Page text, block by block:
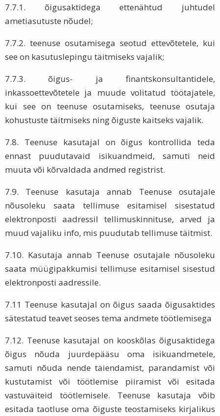
7.7.1. õigusaktidega ettenähtud juhtudel
ametiasutuste nõudel;
7.7.2. teenuse osutamisega seotud ettevõtetele, kui
see on kasutuslepingu täitmiseks vajalik;
7.7.3. õigus- ja finantskonsultantidele,
inkassoettevõtetele ja muude volitatud töötajatele,
kui see on teenuse osutamiseks, teenuse osutaja
kohustuste täitmiseks ning õiguste kaitseks vajalik.
7.8. Teenuse kasutajal on õigus kontrollida teda
ennast puudutavaid isikuandmeid, samuti neid
muuta või kõrvaldada andmed registrist.
7.9. Teenuse kasutaja annab Teenuse osutajale
nõusoleku saata tellimuse esitamisel sisestatud
elektronposti aadressil tellimuskinnituse, arved ja
muud vajaliku info, mis puudutab tellimuse täitmist.
7.10. Kasutaja annab Teenuse osutajale nõusoleku
saata müügipakkumisi tellimuse esitamisel sisestud
elektronposti aadressile.
7.11 Teenuse kasutajal on õigus saada õigusaktides
sätestatud teavet seoses tema andmete töötlemisega
7.12. Teenuse kasutajal on kooskõlas õigusaktidega
õigus nõuda juurdepääsu oma isikuandmetele,
samuti nõuda nende täiendamist, parandamist või
kustutamist või töötlemise piiramist või esitada
vastuväiteid töötlemisele. Teenuse kasutaja võib
esitada taotluse oma õiguste teostamiseks kirjalikus